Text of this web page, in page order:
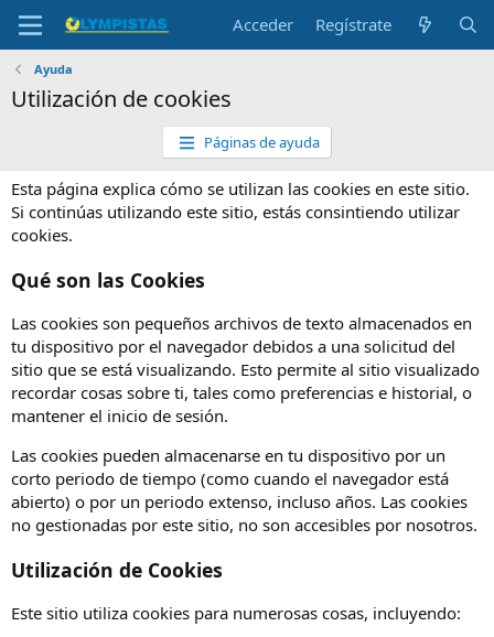
Acceder Regístrate
Ayuda
Utilización de cookies
Páginas de ayuda
Esta página explica cómo se utilizan las cookies en este sitio.
Si continúas utilizando este sitio, estás consintiendo utilizar
cookies.
Qué son las Cookies
Las cookies son pequeños archivos de texto almacenados en
tu dispositivo por el navegador debidos a una solicitud del
sitio que se está visualizando. Esto permite al sitio visualizado
recordar cosas sobre ti, tales como preferencias e historial, o
mantener el inicio de sesión.
Las cookies pueden almacenarse en tu dispositivo por un
corto periodo de tiempo (como cuando el navegador está
abierto) o por un periodo extenso, incluso años. Las cookies
no gestionadas por este sitio, no son accesibles por nosotros.
Utilización de Cookies
Este sitio utiliza cookies para numerosas cosas, incluyendo: